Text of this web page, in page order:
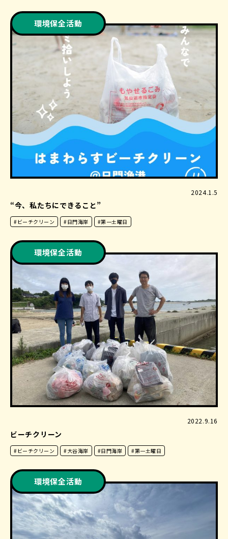
環境保全活動
2024.1.5
“今、私たちにできること”
#ビーチクリーン #日門海岸 #第一土曜日
環境保全活動
2022.9.16
ビーチクリーン
#ビーチクリーン #大谷海岸 #日門海岸 #第一土曜日
環境保全活動